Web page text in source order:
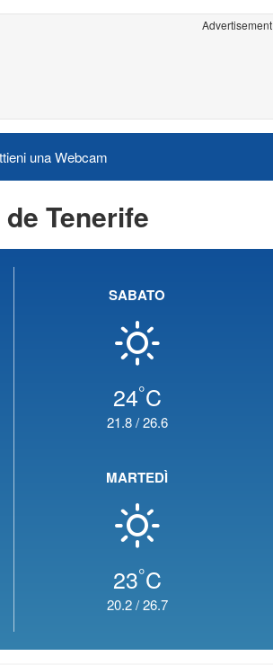
Advertisement
una Webcam
Tenerife
SABATO
24°C
21.8/26.6
MARTEDÌ
23°C
20.2/26.7